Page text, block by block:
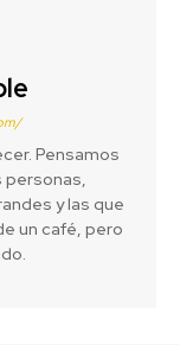
Pensamos
personas,
y las que
un café, pero